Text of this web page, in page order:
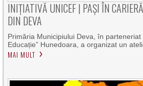
INIȚIATIVĂ UNICEF | PAȘI ÎN
DIN DEVA
Primăria Municipiului Deva, în parteneriat
Educație” Hunedoara, a organizat un
MAI MULT